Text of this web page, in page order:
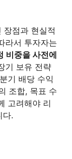
장점과 현실적
라서 투자자는
비중을 사전에
기 보유 전략
기 배당 수익
조합, 목표 수
고려해야 리
다.